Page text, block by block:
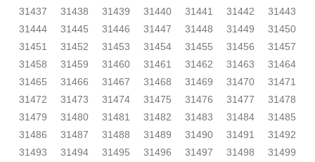
31437
31438 31439 31440 31441 31442
31443
31444
31445 31446 31447 31448 31449
31450
31451
31452 31453 31454 31455 31456
31457
31458
31459 31460 31461 31462 31463
31464
31465
31466 31467 31468 31469 31470
31471
31472
31473 31474 31475 31476 31477
31478
31479
31480 31481 31482 31483 31484
31485
31486
31487 31488 31489 31490 31491
31492
31493
31494 31495 31496 31497 31498
31499